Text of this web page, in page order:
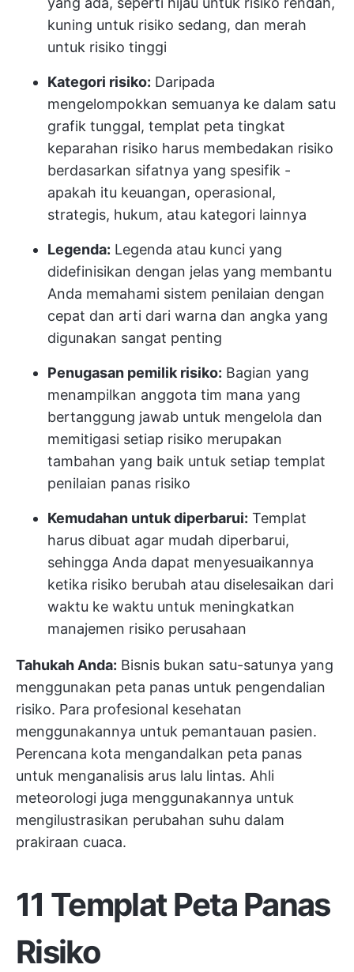
kuning untuk risiko sedang, dan merah
untuk risiko tinggi
Kategori risiko: Daripada
mengelompokkan semuanya ke dalam satu
grafik tunggal, templat peta tingkat
keparahan risiko harus membedakan risiko
berdasarkan sifatnya yang spesifik -
apakah itu keuangan, operasional,
strategis, hukum, atau kategori lainnya
Legenda: Legenda atau kunci yang
didefinisikan dengan jelas yang membantu
Anda memahami sistem penilaian dengan
cepat dan arti dari warna dan angka yang
digunakan sangat penting
Penugasan pemilik risiko: Bagian yang
menampilkan anggota tim mana yang
bertanggung jawab untuk mengelola dan
memitigasi setiap risiko merupakan
tambahan yang baik untuk setiap templat
penilaian panas risiko
Kemudahan untuk diperbarui: Templat
harus dibuat agar mudah diperbarui,
sehingga Anda dapat menyesuaikannya
ketika risiko berubah atau diselesaikan dari
waktu ke waktu untuk meningkatkan
manajemen risiko perusahaan
Tahukah Anda: Bisnis bukan satu-satunya yang
menggunakan peta panas untuk pengendalian
risiko. Para profesional kesehatan
menggunakannya untuk pemantauan pasien.
Perencana kota mengandalkan peta panas
untuk menganalisis arus lalu lintas. Ahli
meteorologi juga menggunakannya untuk
mengilustrasikan perubahan suhu dalam
prakiraan cuaca.
11 Templat Peta Panas
Risiko